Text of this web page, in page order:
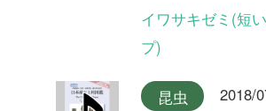
改訂版 日本産セミ科図
鑑 音声
オオシマゼミ奄美大島産